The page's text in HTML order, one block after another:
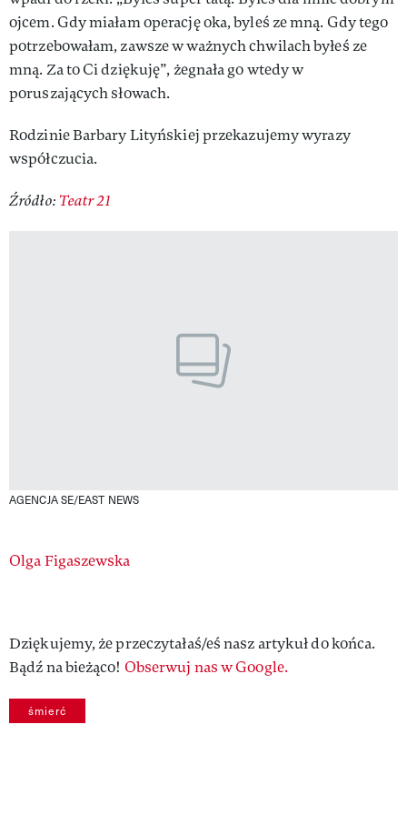
ojcem. Gdy miałam operację oka, byleś ze mną. Gdy tego
potrzebowałam, zawsze w ważnych chwilach byłeś ze
mną. Za to Ci dziękuję”, żegnała go wtedy w
poruszających słowach.
Rodzinie Barbary Lityńskiej przekazujemy wyrazy
współczucia.
Źródło: Teatr 21
AGENCJA SE/EAST NEWS
Authors
Olga Figaszewska
Dziękujemy, że przeczytałaś/eś nasz artykuł do końca.
Bądź na bieżąco! Obserwuj nas w Google.
śmierć